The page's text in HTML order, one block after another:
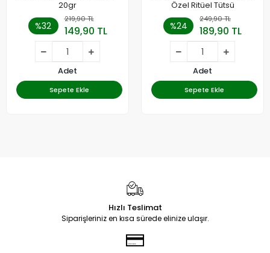
20gr
%32
219,90 TL
149,90 TL
Adet
Sepete Ekle
Özel Ritüel Tütsü
%24
249,90 TL
189,90 TL
Adet
Sepete Ekle
Hızlı Teslimat
Siparişleriniz en kısa sürede elinize ulaşır.